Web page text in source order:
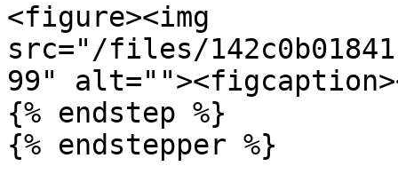
<figure><img
src="/files/
99"
{% endstep %}
{% endstepper %}